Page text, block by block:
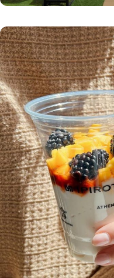
Showroom
ΔΕΙΤΕ ΠΕΡΙΣΣΟΤΕΡΑ